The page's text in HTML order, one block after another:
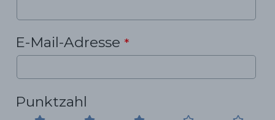
E-Mail-Adresse *
Punktzahl